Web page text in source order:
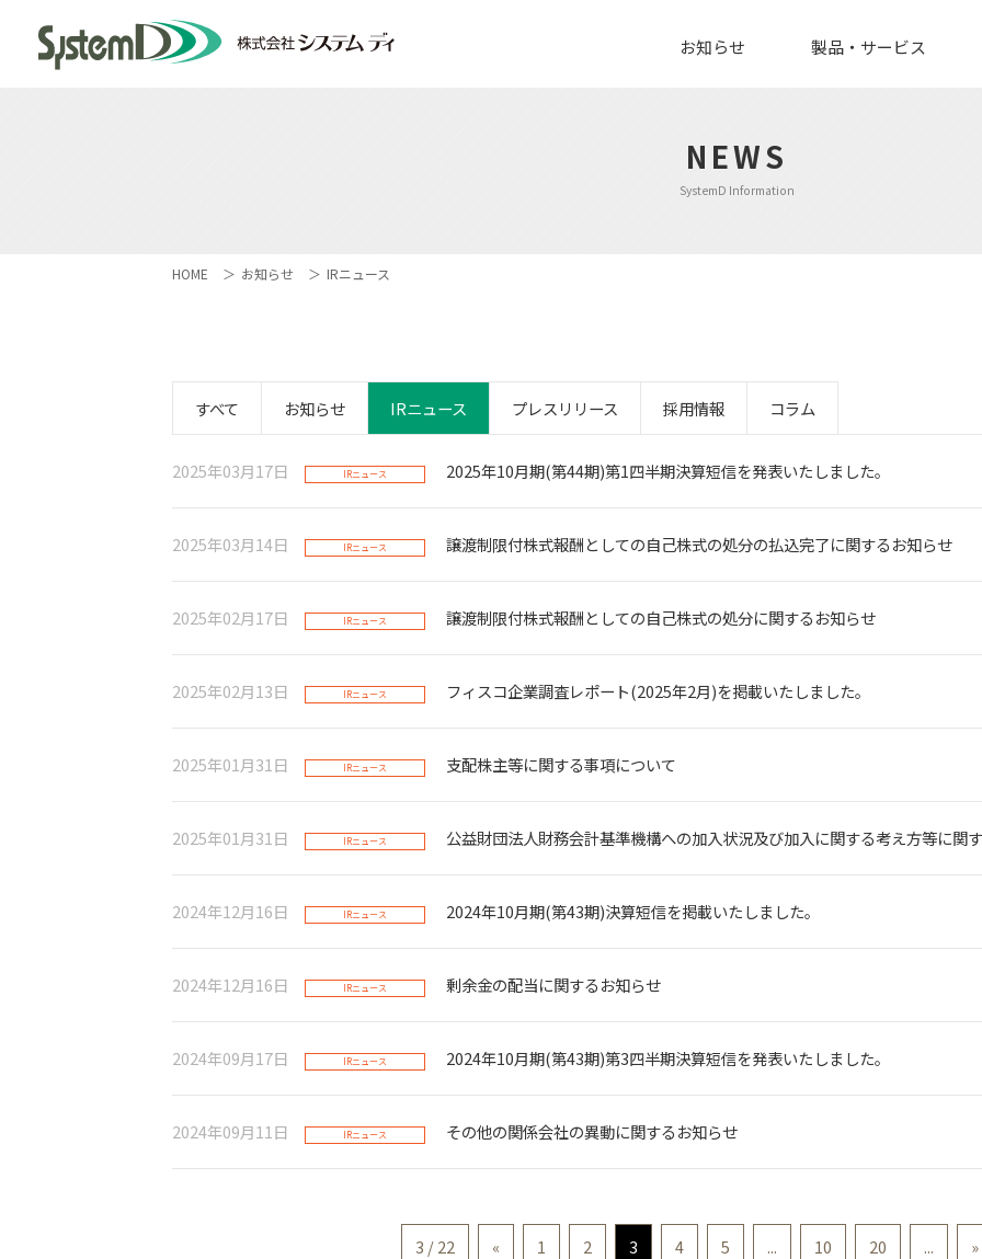
お知らせ 製品・サービス
NEWS
SystemD Information
HOME お知らせ IRニュース
すべて お知らせ IRニュース プレスリリース 採用情報 コラム
2025年03月17日 IRニュース 2025年10月期(第44期)第1四半期決算短信を発表いたしました。
2025年03月14日 IRニュース 譲渡制限付株式報酬としての自己株式の処分の払込完了に関するお知らせ
2025年02月17日 IRニュース 譲渡制限付株式報酬としての自己株式の処分に関するお知らせ
2025年02月13日 IRニュース フィスコ企業調査レポート(2025年2月)を掲載いたしました。
2025年01月31日 IRニュース 支配株主等に関する事項について
2025年01月31日 IRニュース 公益財団法人財務会計基準機構への加入状況及び加入に関する考え方等に関
2024年12月16日 IRニュース 2024年10月期(第43期)決算短信を掲載いたしました。
2024年12月16日 IRニュース 剰余金の配当に関するお知らせ
2024年09月17日 IRニュース 2024年10月期(第43期)第3四半期決算短信を発表いたしました。
2024年09月11日 IRニュース その他の関係会社の異動に関するお知らせ
3 / 22 « 1 2 3 4 5 ... 10 20 ... »